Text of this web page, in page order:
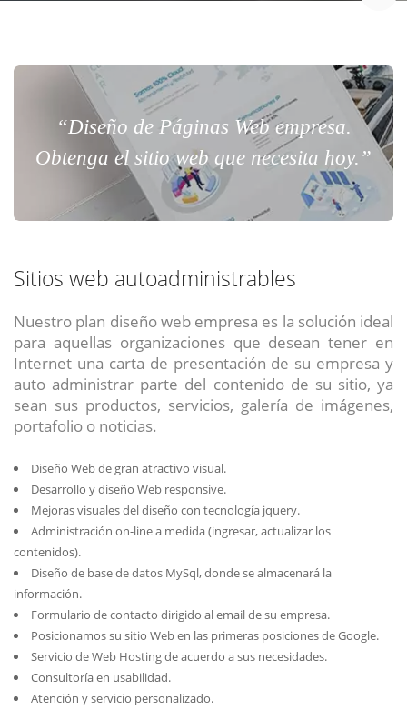
“Diseño de Páginas Web empresa.
Obtenga el sitio web que necesita hoy.”
Sitios web autoadministrables
Nuestro plan diseño web empresa es la solución ideal
para aquellas organizaciones que desean tener en
Internet una carta de presentación de su empresa y
auto administrar parte del contenido de su sitio, ya
sean sus productos, servicios, galería de imágenes,
portafolio o noticias.
Diseño Web de gran atractivo visual.
Desarrollo y diseño Web responsive.
Mejoras visuales del diseño con tecnología jquery.
Administración on-line a medida (ingresar, actualizar los
contenidos).
Diseño de base de datos MySql, donde se almacenará la
información.
Formulario de contacto dirigido al email de su empresa.
Posicionamos su sitio Web en las primeras posiciones de Google.
Servicio de Web Hosting de acuerdo a sus necesidades.
Consultoría en usabilidad.
Atención y servicio personalizado.